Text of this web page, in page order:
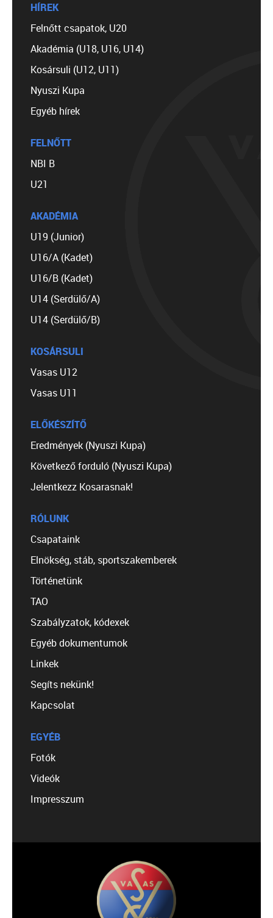
HÍREK
Felnőtt csapatok, U20
Akadémia (U18, U16, U14)
Kosársuli (U12, U11)
Nyuszi Kupa
Egyéb hírek
FELNŐTT
NBI B
U21
AKADÉMIA
U19 (Junior)
U16/A (Kadet)
U16/B (Kadet)
U14 (Serdülő/A)
U14 (Serdülő/B)
KOSÁRSULI
Vasas U12
Vasas U11
ELŐKÉSZÍTŐ
Eredmények (Nyuszi Kupa)
Következő forduló (Nyuszi Kupa)
Jelentkezz Kosarasnak!
RÓLUNK
Csapataink
Elnökség, stáb, sportszakemberek
Történetünk
TAO
Szabályzatok, kódexek
Egyéb dokumentumok
Linkek
Segíts nekünk!
Kapcsolat
EGYÉB
Fotók
Videók
Impresszum